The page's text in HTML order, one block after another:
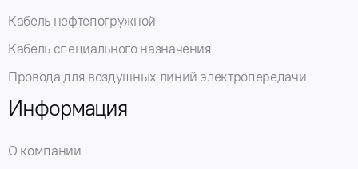
Кабель нефтепогружной
Кабель специального назначения
Провода для воздушных линий электропередачи
Информация
О компании